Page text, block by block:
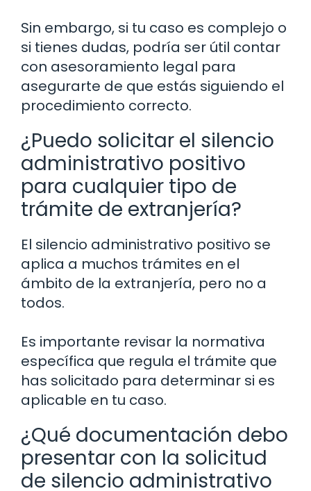
Sin embargo, si tu caso es complejo o
si tienes dudas, podría ser útil contar
con asesoramiento legal para
asegurarte de que estás siguiendo el
procedimiento correcto.
¿Puedo solicitar el silencio
administrativo positivo
para cualquier tipo de
trámite de extranjería?
El silencio administrativo positivo se
aplica a muchos trámites en el
ámbito de la extranjería, pero no a
todos.
Es importante revisar la normativa
específica que regula el trámite que
has solicitado para determinar si es
aplicable en tu caso.
¿Qué documentación debo
presentar con la solicitud
de silencio administrativo